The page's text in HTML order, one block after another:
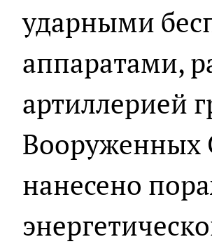
ударными
аппаратами,
артиллерией
Вооруженных
нанесено